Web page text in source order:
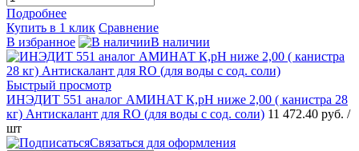
Подробнее
Купить в 1 клик Сравнение
В избранное
В наличии
Быстрый просмотр
ИНЭДИТ 551 аналог АМИНАТ К,pH ниже 2,00 ( канистра 28
кг) Антискалант для RO (для воды с сод. соли) 11 472.40 руб. /
шт
Связаться для оформления